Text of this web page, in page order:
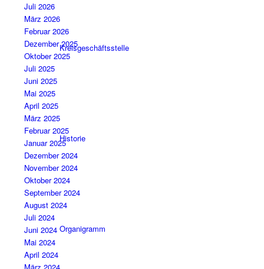
Kreisgeschäftsstelle
Historie
Organigramm
Juli 2026
März 2026
Februar 2026
Dezember 2025
Oktober 2025
Juli 2025
Juni 2025
Mai 2025
April 2025
März 2025
Februar 2025
Januar 2025
Dezember 2024
November 2024
Oktober 2024
September 2024
August 2024
Juli 2024
Juni 2024
Mai 2024
April 2024